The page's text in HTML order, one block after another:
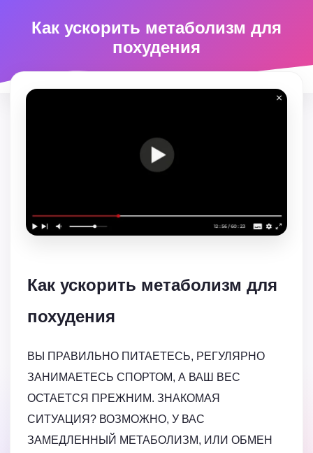
Как ускорить метаболизм для
похудения
Как ускорить метаболизм для
похудения
ВЫ ПРАВИЛЬНО ПИТАЕТЕСЬ, РЕГУЛЯРНО
ЗАНИМАЕТЕСЬ СПОРТОМ, А ВАШ ВЕС
ОСТАЕТСЯ ПРЕЖНИМ. ЗНАКОМАЯ
СИТУАЦИЯ? ВОЗМОЖНО, У ВАС
ЗАМЕДЛЕННЫЙ МЕТАБОЛИЗМ, ИЛИ ОБМЕН